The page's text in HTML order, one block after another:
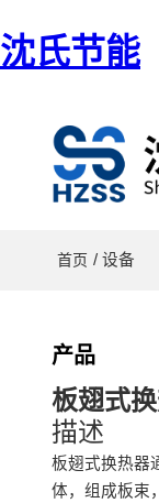
沈氏节能
首页 / 设备
产品
板翅式换
描述
板翅式换热器
体，组成板束